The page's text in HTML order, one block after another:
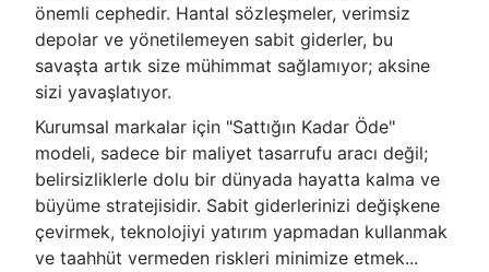
önemli cephedir. Hantal sözleşmeler, verimsiz
depolar ve yönetilemeyen sabit giderler, bu
savaşta artık size mühimmat sağlamıyor; aksine
sizi yavaşlatıyor.
Kurumsal markalar için "Sattığın Kadar Öde"
modeli, sadece bir maliyet tasarrufu aracı değil;
belirsizliklerle dolu bir dünyada hayatta kalma ve
büyüme stratejisidir. Sabit giderlerinizi değişkene
çevirmek, teknolojiyi yatırım yapmadan kullanmak
ve taahhüt vermeden riskleri minimize etmek...